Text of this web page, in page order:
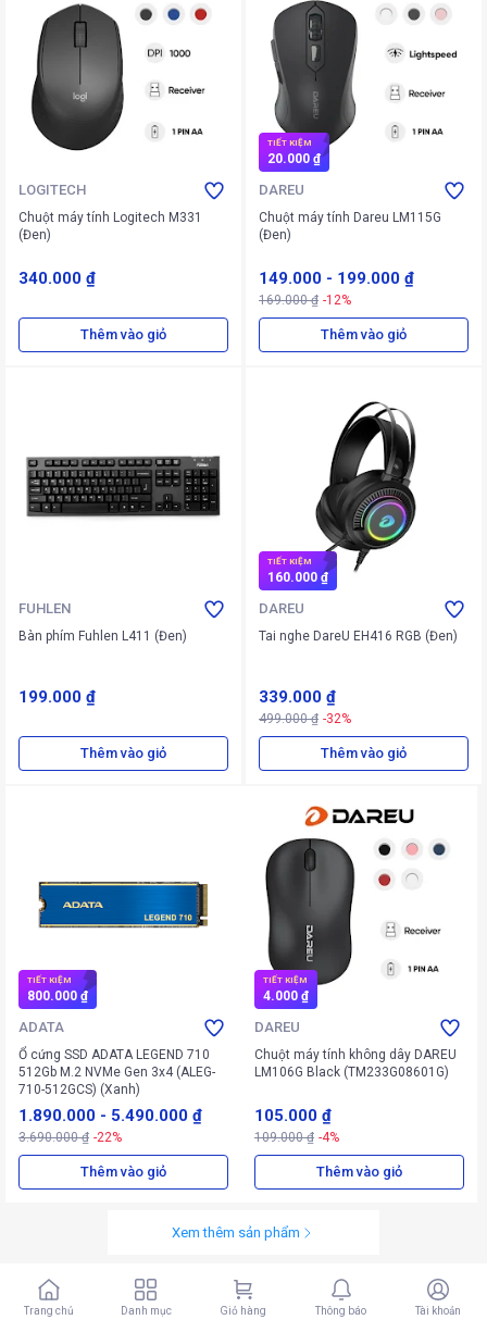
LOGITECH
Chuột máy tính Logitech M331
(Đen)
340.000 ₫
Thêm vào giỏ
TIẾT KIỆM
20.000 ₫
DAREU
Chuột máy tính Dareu LM115G
(Đen)
149.000 - 199.000 ₫
169.000 ₫ -12%
Thêm vào giỏ
FUHLEN
Bàn phím Fuhlen L411 (Đen)
199.000 ₫
Thêm vào giỏ
TIẾT KIỆM
160.000 ₫
DAREU
Tai nghe DareU EH416 RGB (Đen)
339.000 ₫
499.000 ₫ -32%
Thêm vào giỏ
TIẾT KIỆM
800.000 ₫
ADATA
Ổ cứng SSD ADATA LEGEND 710
512Gb M.2 NVMe Gen 3x4 (ALEG-
710-512GCS) (Xanh)
1.890.000 - 5.490.000 ₫
3.690.000 ₫ -22%
Thêm vào giỏ
TIẾT KIỆM
4.000 ₫
DAREU
Chuột máy tính không dây DAREU
LM106G Black (TM233G08601G)
105.000 ₫
109.000 ₫ -4%
Thêm vào giỏ
Xem thêm sản phẩm
Trang chủ Danh mục Giỏ hàng Thông báo Tài khoản